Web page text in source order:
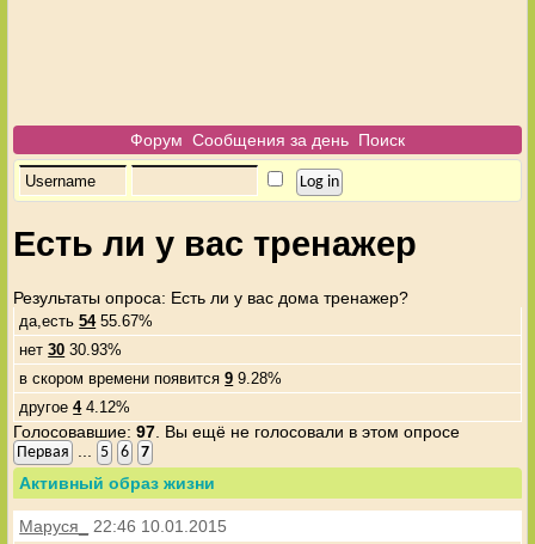
Форум Сообщения за день Поиск
Есть ли у вас тренажер
Результаты опроса: Есть ли у вас дома тренажер?
да,есть54 55.67%
нет30 30.93%
в скором времени появится9 9.28%
другое4 4.12%
Голосовавшие:97 . Вы ещё не голосовали в этом опросе
Первая 5 6 7
Активный образ жизни
Маруся_ 22:46 10.01.2015